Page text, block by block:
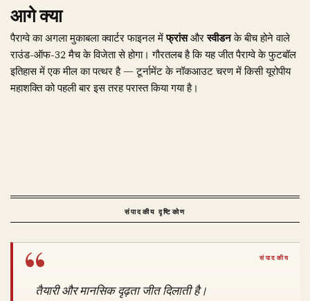
आगे क्या
पैराग्वे का अगला मुकाबला क्वार्टर फाइनल मेंफ्रांसऔरस्वीडनके बीच होने वाले
राउंड-ऑफ-32 मैच के विजेता से होगा। गौरतलब है कि यह जीत पैराग्वे के फुटबॉल
इतिहास में एक मील का पत्थर है — टूर्नामेंट के नॉकआउट चरण में किसी यूरोपीय
महाशक्ति को पहली बार इस तरह परास्त किया गया है।
संपादकीय दृष्टिकोण
तैयारी और मानसिक दृढ़ता जीत दिलाती है।